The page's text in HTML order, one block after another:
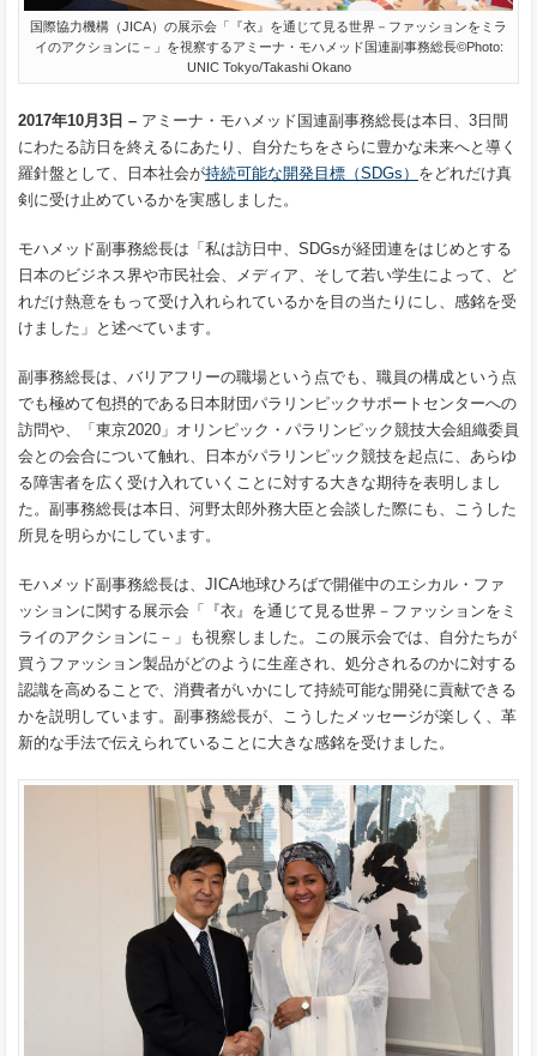
国際協力機構（JICA）の展示会「『衣』を通じて見る世界－ファッションをミラ
イのアクションに－」を視察するアミーナ・モハメッド国連副事務総長©Photo:
UNIC Tokyo/Takashi Okano
2017年10月3日 – アミーナ・モハメッド国連副事務総長は本日、3日間
にわたる訪日を終えるにあたり、自分たちをさらに豊かな未来へと導く
羅針盤として、日本社会が持続可能な開発目標（SDGs） をどれだけ真
剣に受け止めているかを実感しました。
モハメッド副事務総長は「私は訪日中、SDGsが経団連をはじめとする
日本のビジネス界や市民社会、メディア、そして若い学生によって、ど
れだけ熱意をもって受け入れられているかを目の当たりにし、感銘を受
けました」と述べています。
副事務総長は、バリアフリーの職場という点でも、職員の構成という点
でも極めて包摂的である日本財団パラリンピックサポートセンターへの
訪問や、「東京2020」オリンピック・パラリンピック競技大会組織委員
会との会合について触れ、日本がパラリンピック競技を起点に、あらゆ
る障害者を広く受け入れていくことに対する大きな期待を表明しまし
た。副事務総長は本日、河野太郎外務大臣と会談した際にも、こうした
所見を明らかにしています。
モハメッド副事務総長は、JICA地球ひろばで開催中のエシカル・ファ
ッションに関する展示会「『衣』を通じて見る世界－ファッションをミ
ライのアクションに－」も視察しました。この展示会では、自分たちが
買うファッション製品がどのように生産され、処分されるのかに対する
認識を高めることで、消費者がいかにして持続可能な開発に貢献できる
かを説明しています。副事務総長が、こうしたメッセージが楽しく、革
新的な手法で伝えられていることに大きな感銘を受けました。